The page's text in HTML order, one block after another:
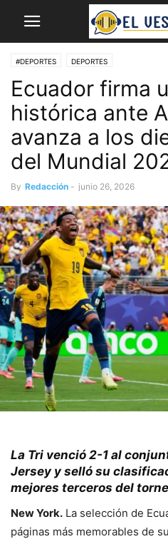
#DEPORTES DEPORTES
Ecuador firma
histórica ante
avanza a los
del Mundial
By Redacción - junio 26, 2026
La Tri venció 2-1 al
Jersey y selló su
mejores terceros del
New York. La selección de
páginas más memorables de